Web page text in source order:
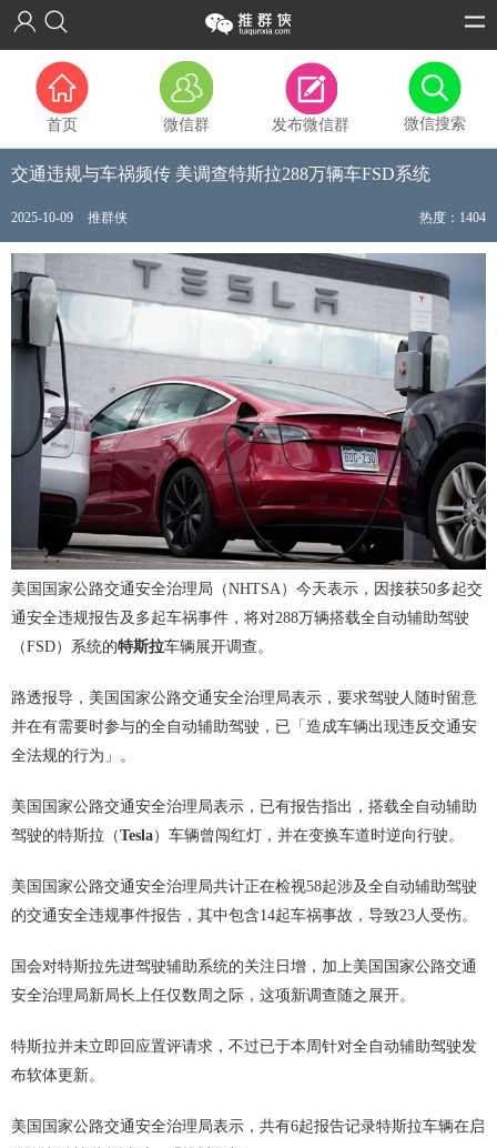
首页 微信群 发布微信群 微信搜索
交通违规与车祸频传 美调查特斯拉288万辆车FSD系统
2025-10-09 推群侠 热度：1404
美国国家公路交通安全治理局（NHTSA）今天表示，因接获50多起交
通安全违规报告及多起车祸事件，将对288万辆搭载全自动辅助驾驶
（FSD）系统的特斯拉车辆展开调查。
路透报导，美国国家公路交通安全治理局表示，要求驾驶人随时留意
并在有需要时参与的全自动辅助驾驶，已「造成车辆出现违反交通安
全法规的行为」。
美国国家公路交通安全治理局表示，已有报告指出，搭载全自动辅助
驾驶的特斯拉（Tesla）车辆曾闯红灯，并在变换车道时逆向行驶。
美国国家公路交通安全治理局共计正在检视58起涉及全自动辅助驾驶
的交通安全违规事件报告，其中包含14起车祸事故，导致23人受伤。
国会对特斯拉先进驾驶辅助系统的关注日增，加上美国国家公路交通
安全治理局新局长上任仅数周之际，这项新调查随之展开。
特斯拉并未立即回应置评请求，不过已于本周针对全自动辅助驾驶发
布软体更新。
美国国家公路交通安全治理局表示，共有6起报告记录特斯拉车辆在启